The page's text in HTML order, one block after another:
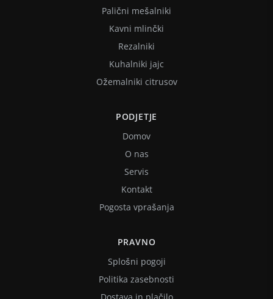
Palični mešalniki
Kavni mlinčki
Rezalniki
Kuhalniki jajc
Ožemalniki citrusov
PODJETJE
Domov
O nas
Servis
Kontakt
Pogosta vprašanja
PRAVNO
Splošni pogoji
Politika zasebnosti